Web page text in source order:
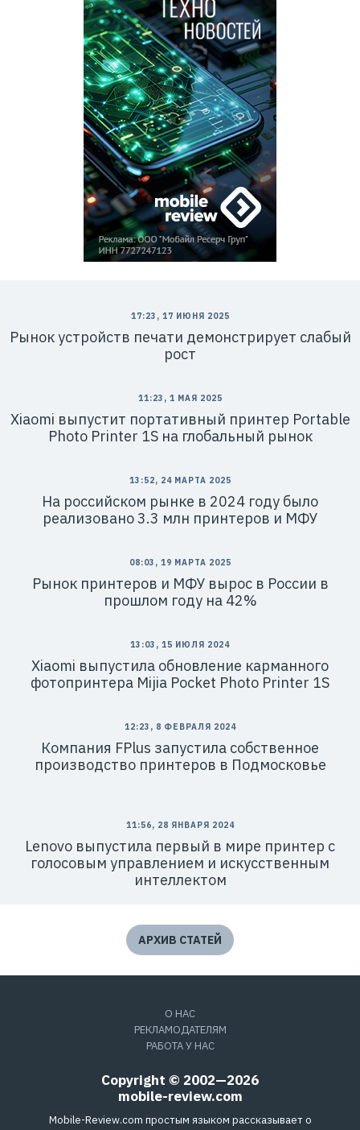
И
Н
Н
:
7
7
1
9
2
6
9
3
3
1
17:23, 17 ИЮНЯ 2025
Рынок устройств печати демонстрирует слабый
рост
11:23, 1 МАЯ 2025
Xiaomi выпустит портативный принтер Portable
Photo Printer 1S на глобальный рынок
13:52, 24 МАРТА 2025
На российском рынке в 2024 году было
реализовано 3.3 млн принтеров и МФУ
08:03, 19 МАРТА 2025
Рынок принтеров и МФУ вырос в России в
прошлом году на 42%
13:03, 15 ИЮЛЯ 2024
Xiaomi выпустила обновление карманного
фотопринтера Mijia Pocket Photo Printer 1S
12:23, 8 ФЕВРАЛЯ 2024
Компания FPlus запустила собственное
производство принтеров в Подмосковье
11:56, 28 ЯНВАРЯ 2024
Lenovo выпустила первый в мире принтер с
голосовым управлением и искусственным
интеллектом
АРХИВ СТАТЕЙ
О НАС
РЕКЛАМОДАТЕЛЯМ
РАБОТА У НАС
Copyright © 2002—2026
mobile-review.com
Mobile-Review.com простым языком рассказывает о